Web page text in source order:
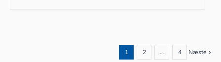
1 2 … 4 Næste